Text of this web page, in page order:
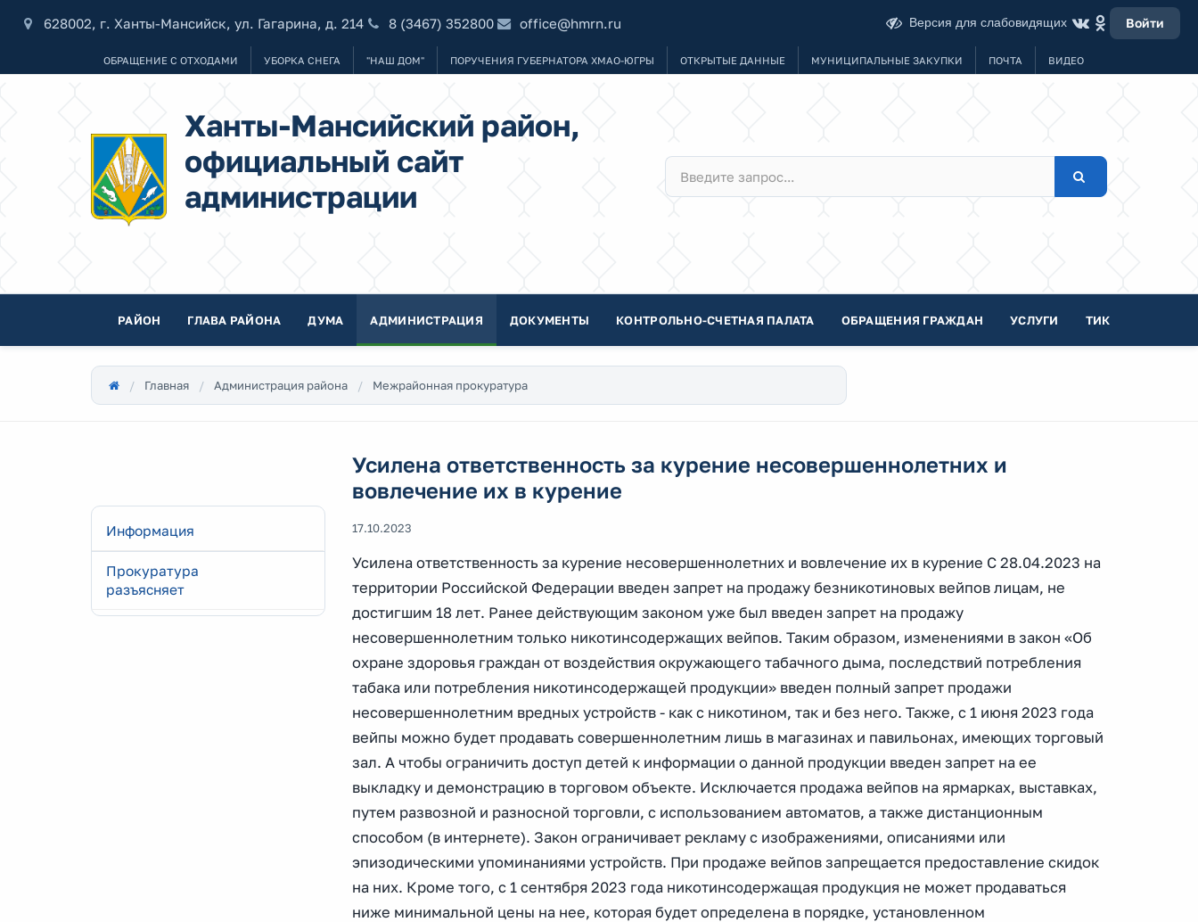
628002, г. Ханты-Мансийск, ул. Гагарина, д. 214 8 (3467) 352800 office@hmrn.ru Версия для слабовидящих Войти
ОБРАЩЕНИЕ С ОТХОДАМИ УБОРКА СНЕГА "НАШ ДОМ" ПОРУЧЕНИЯ ГУБЕРНАТОРА ХМАО-ЮГРЫ ОТКРЫТЫЕ ДАННЫЕ МУНИЦИПАЛЬНЫЕ ЗАКУПКИ ПОЧТА ВИДЕО
Ханты-Мансийский район,
официальный сайт
администрации
РАЙОН ГЛАВА РАЙОНА ДУМА АДМИНИСТРАЦИЯ ДОКУМЕНТЫ КОНТРОЛЬНО-СЧЕТНАЯ ПАЛАТА ОБРАЩЕНИЯ ГРАЖДАН УСЛУГИ ТИК
Главная Администрация района Межрайонная прокуратура
Информация
Прокуратура
разъясняет
Усилена ответственность за курение несовершеннолетних и
вовлечение их в курение
17.10.2023
Усилена ответственность за курение несовершеннолетних и вовлечение их в курение С 28.04.2023 на
территории Российской Федерации введен запрет на продажу безникотиновых вейпов лицам, не
достигшим 18 лет. Ранее действующим законом уже был введен запрет на продажу
несовершеннолетним только никотинсодержащих вейпов. Таким образом, изменениями в закон «Об
охране здоровья граждан от воздействия окружающего табачного дыма, последствий потребления
табака или потребления никотинсодержащей продукции» введен полный запрет продажи
несовершеннолетним вредных устройств - как с никотином, так и без него. Также, с 1 июня 2023 года
вейпы можно будет продавать совершеннолетним лишь в магазинах и павильонах, имеющих торговый
зал. А чтобы ограничить доступ детей к информации о данной продукции введен запрет на ее
выкладку и демонстрацию в торговом объекте. Исключается продажа вейпов на ярмарках, выставках,
путем развозной и разносной торговли, с использованием автоматов, а также дистанционным
способом (в интернете). Закон ограничивает рекламу с изображениями, описаниями или
эпизодическими упоминаниями устройств. При продаже вейпов запрещается предоставление скидок
на них. Кроме того, с 1 сентября 2023 года никотинсодержащая продукция не может продаваться
ниже минимальной цены на нее, которая будет определена в порядке, установленном